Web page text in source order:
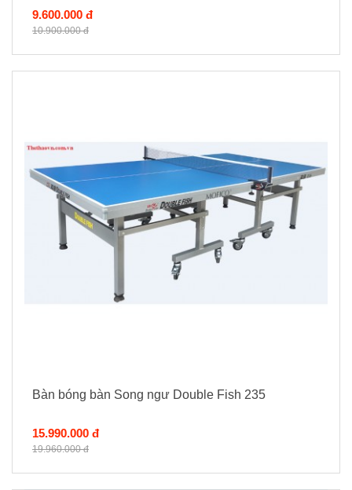
9.600.000 đ
10.900.000 đ
Bàn bóng bàn Song ngư Double Fish 235
15.990.000 đ
19.960.000 đ